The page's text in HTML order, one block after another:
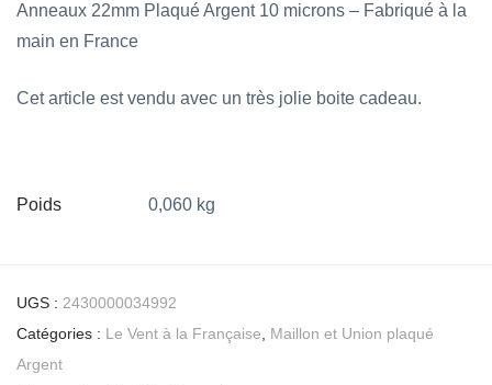
Anneaux 22mm Plaqué Argent 10 microns – Fabriqué à la
main en France
Cet article est vendu avec un très jolie boite cadeau.
Poids 0,060 kg
UGS : 2430000034992
Catégories : Le Vent à la Française
Maillon et Union plaqué
Argent